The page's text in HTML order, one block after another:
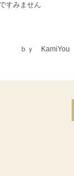
すみません